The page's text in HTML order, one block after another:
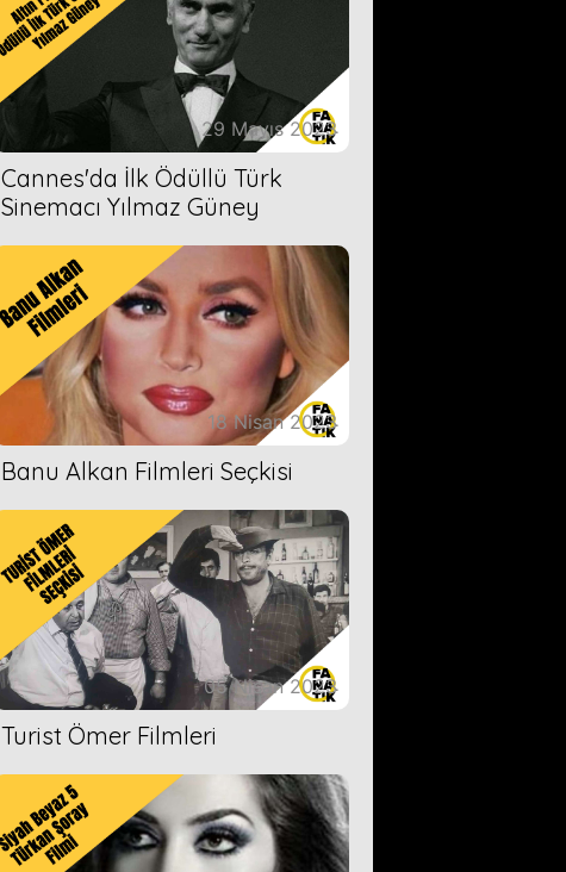
29 Mayıs 2023
Cannes'da İlk Ödüllü Türk
Sinemacı Yılmaz Güney
18 Nisan 2023
Banu Alkan Filmleri Seçkisi
05 Nisan 2023
Turist Ömer Filmleri